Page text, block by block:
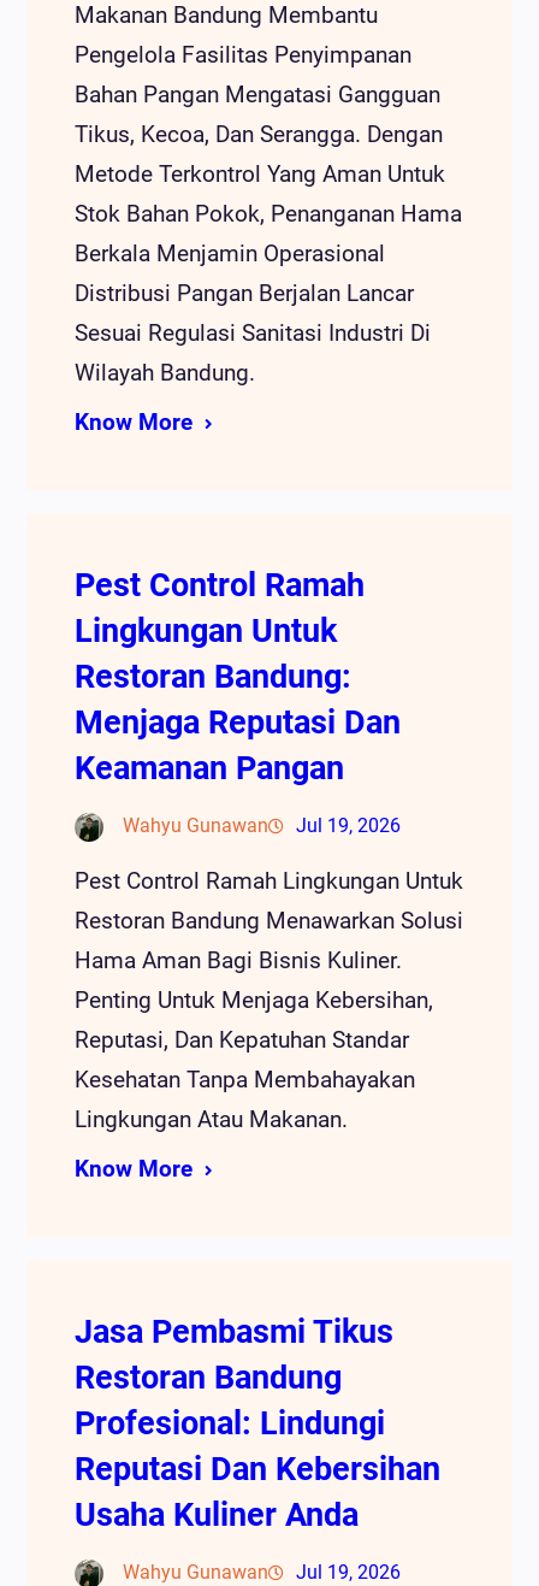
Makanan Bandung Membantu
Pengelola Fasilitas Penyimpanan
Bahan Pangan Mengatasi Gangguan
Tikus, Kecoa, Dan Serangga. Dengan
Metode Terkontrol Yang Aman Untuk
Stok Bahan Pokok, Penanganan Hama
Berkala Menjamin Operasional
Distribusi Pangan Berjalan Lancar
Sesuai Regulasi Sanitasi Industri Di
Wilayah Bandung.
Know More
Pest Control Ramah
Lingkungan Untuk
Restoran Bandung:
Menjaga Reputasi Dan
Keamanan Pangan
Wahyu Gunawan Jul 19, 2026
Pest Control Ramah Lingkungan Untuk
Restoran Bandung Menawarkan Solusi
Hama Aman Bagi Bisnis Kuliner.
Penting Untuk Menjaga Kebersihan,
Reputasi, Dan Kepatuhan Standar
Kesehatan Tanpa Membahayakan
Lingkungan Atau Makanan.
Know More
Jasa Pembasmi Tikus
Restoran Bandung
Profesional: Lindungi
Reputasi Dan Kebersihan
Usaha Kuliner Anda
Wahyu Gunawan Jul 19, 2026